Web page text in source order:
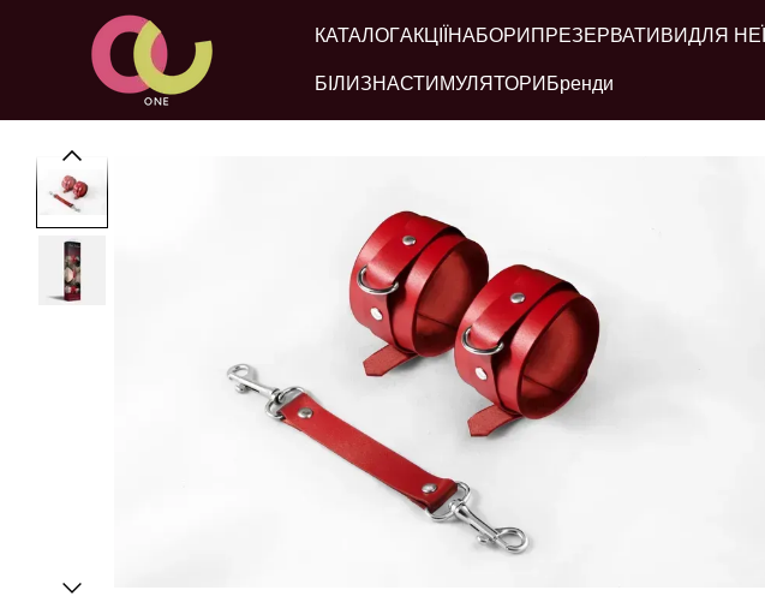
Перейти до основного контенту
КАТАЛОГАКЦІЇ НАБОРИ ПРЕЗЕРВАТИВИДЛЯ НЕЇ
БІЛИЗНАСТИМУЛЯТОРИ Бренди